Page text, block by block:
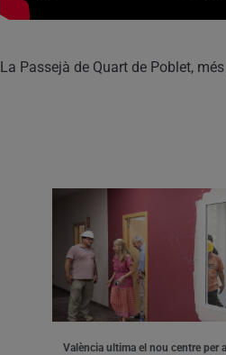
La Passejà de Quart de Poblet,
València ultima el nou centre per